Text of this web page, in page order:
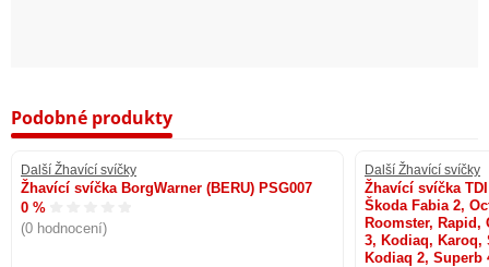
Podobné produkty
Další Žhavící svíčky
Žhavící svíčka BorgWarner (BERU) PSG007
0 %
(0 hodnocení)
Další Žhavící svíčky
Žhavící svíčka TDI
Škoda Fabia 2,
Roomster, Rapid,
3, Kodiaq, Karoq,
Kodiaq 2, Superb